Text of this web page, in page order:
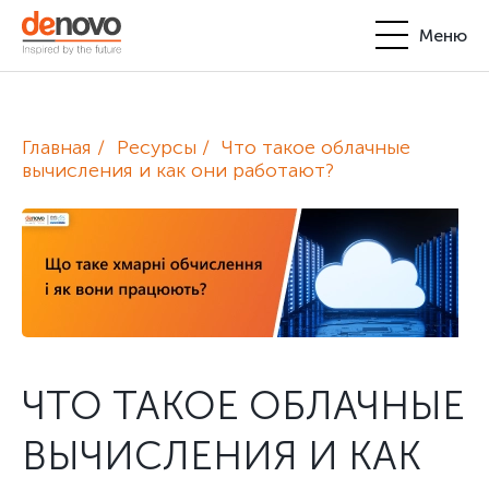
Меню
De Novo
Партнерство
Блог
request@denovo.ua
Главная Ресурсы
Что такое облачные
вычисления и как они работают?
ЧТО ТАКОЕ ОБЛАЧНЫЕ
ВЫЧИСЛЕНИЯ И КАК